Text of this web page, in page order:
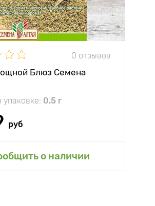
0 отзывов
Блюз Семена
0.5 г
руб
о наличии